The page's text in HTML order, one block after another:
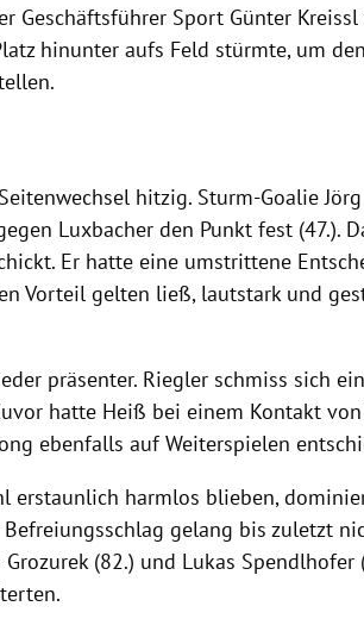
Geschäftsführer Sport Günter Kreissl
hinunter aufs Feld stürmte, um
hitzig. Sturm-Goalie
Luxbacher den Punkt fest (47.).
Er hatte eine umstrittene
Vorteil gelten ließ, lautstark und
präsenter. Riegler schmiss sich
hatte Heiß bei einem Kontakt
ebenfalls auf Weiterspielen
erstaunlich harmlos blieben,
gelang bis zuletzt
(82.) und Lukas Spendlhofer